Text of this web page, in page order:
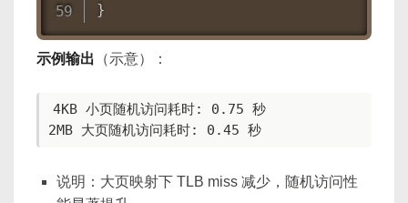
}
示例输出 （示意）：
4KB 小页随机访问耗时: 0.75 秒
2MB 大页随机访问耗时: 0.45 秒
说明：大页映射下 TLB miss 减少，随机访问性